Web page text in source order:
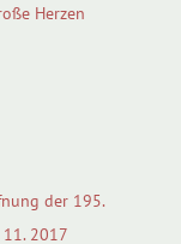
Herzen
der 195.
2017